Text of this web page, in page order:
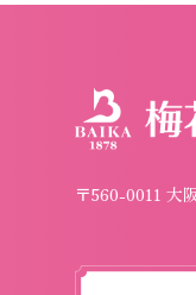
〒560-0011 大